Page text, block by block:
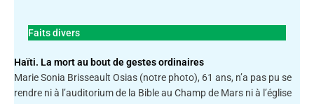
Faits divers
Haïti. La mort au bout de gestes ordinaires
Marie Sonia Brisseault Osias (notre photo), 61 ans, n’a pas pu se
rendre ni à l’auditorium de la Bible au Champ de Mars ni à l’église